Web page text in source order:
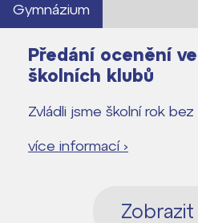
Gymnázium
Předání ocenění
školních klubů
Zvládli jsme školní rok bez
více informací ›
Zobrazit